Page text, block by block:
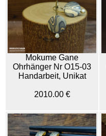
Mokume Gane
Ohrhänger Nr O15-03
Handarbeit, Unikat
2010.00 €